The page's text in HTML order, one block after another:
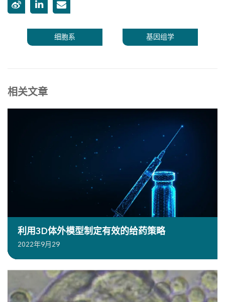
细胞系 基因组学
相关文章
利用3D体外模型制定有效的给药策略
2022年9月29